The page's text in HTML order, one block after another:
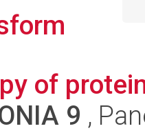
of
9 ,